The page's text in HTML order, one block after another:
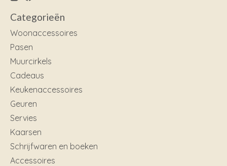
Categorieën
Woonaccessoires
Pasen
Muurcirkels
Cadeaus
Keukenaccessoires
Geuren
Servies
Kaarsen
Schrijfwaren en boeken
Accessoires